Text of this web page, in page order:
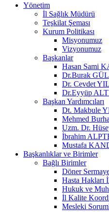
Yönetim
İl Sağlık Müdürü
Teşkilat Şeması
Kurum Politikası
Misyonumuz
Vizyonumuz
Başkanlar
Hasan Sami
Dr.Burak GÜL
Dr. Cevdet
Dr.Eyyüp
Başkan Yardımcıları
Dt. Makbule
Mehmed
Uzm. Dr.
İbrahim
Mustafa
Başkanlıklar ve Birimler
Bağlı Birimler
Döner
Hasta Hakları
Hukuk ve
İl Kalite
Mesleki